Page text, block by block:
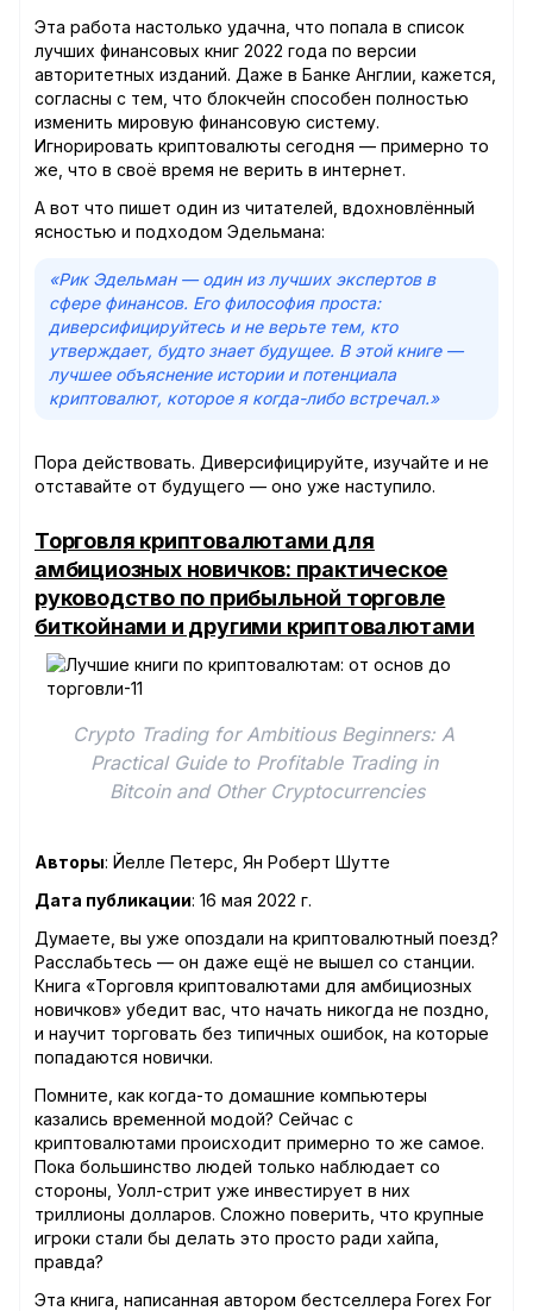
Эта работа настолько удачна, что попала в список
лучших финансовых книг 2022 года по версии
авторитетных изданий. Даже в Банке Англии, кажется,
согласны с тем, что блокчейн способен полностью
изменить мировую финансовую систему.
Игнорировать криптовалюты сегодня — примерно то
же, что в своё время не верить в интернет.
А вот что пишет один из читателей, вдохновлённый
ясностью и подходом Эдельмана:
«Рик Эдельман — один из лучших экспертов в
сфере финансов. Его философия проста:
диверсифицируйтесь и не верьте тем, кто
утверждает, будто знает будущее. В этой книге —
лучшее объяснение истории и потенциала
криптовалют, которое я когда-либо встречал.»
Пора действовать. Диверсифицируйте, изучайте и не
отставайте от будущего — оно уже наступило.
Торговля криптовалютами для
амбициозных новичков: практическое
руководство по прибыльной торговле
биткойнами и другими криптовалютами
Crypto Trading for Ambitious Beginners: A
Practical Guide to Profitable Trading in
Bitcoin and Other Cryptocurrencies
Авторы: Йелле Петерс, Ян Роберт Шутте
Дата публикации: 16 мая 2022 г.
Думаете, вы уже опоздали на криптовалютный поезд?
Расслабьтесь — он даже ещё не вышел со станции.
Книга «Торговля криптовалютами для амбициозных
новичков» убедит вас, что начать никогда не поздно,
и научит торговать без типичных ошибок, на которые
попадаются новички.
Помните, как когда-то домашние компьютеры
казались временной модой? Сейчас с
криптовалютами происходит примерно то же самое.
Пока большинство людей только наблюдает со
стороны, Уолл-стрит уже инвестирует в них
триллионы долларов. Сложно поверить, что крупные
игроки стали бы делать это просто ради хайпа,
правда?
Эта книга, написанная автором бестселлера Forex For